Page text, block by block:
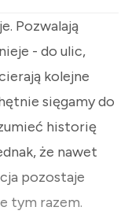
Pozwalają
- do ulic,
kolejne
sięgamy do
historię
że nawet
pozostaje
tym razem.